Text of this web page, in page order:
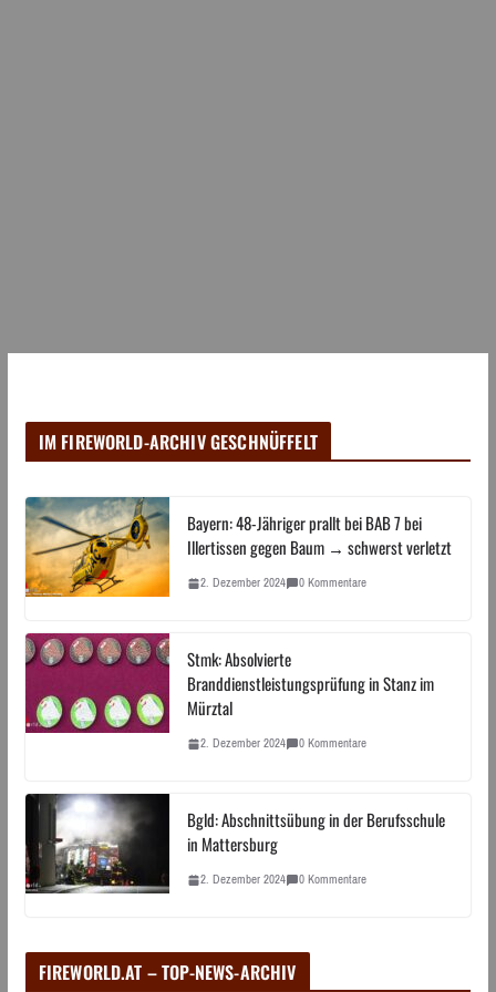
IM FIREWORLD-ARCHIV GESCHNÜFFELT
Bayern: 48-Jähriger prallt bei BAB 7 bei
Illertissen gegen Baum → schwerst verletzt
2. Dezember 2024 0 Kommentare
Stmk: Absolvierte
Branddienstleistungsprüfung in Stanz im
Mürztal
2. Dezember 2024 0 Kommentare
Bgld: Abschnittsübung in der Berufsschule
in Mattersburg
2. Dezember 2024 0 Kommentare
FIREWORLD.AT – TOP-NEWS-ARCHIV